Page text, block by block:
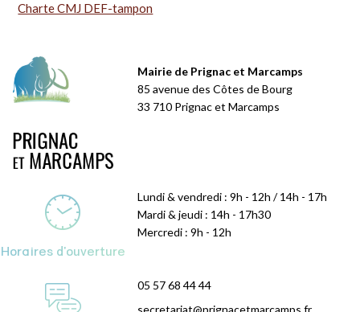
Charte CMJ DEF-tampon
Mairie de Prignac et Marcamps
85 avenue des Côtes de Bourg
33 710 Prignac et Marcamps
Horaires d'ouverture
Lundi & vendredi : 9h - 12h / 14h - 17h
Mardi & jeudi : 14h - 17h30
Mercredi : 9h - 12h
05 57 68 44 44